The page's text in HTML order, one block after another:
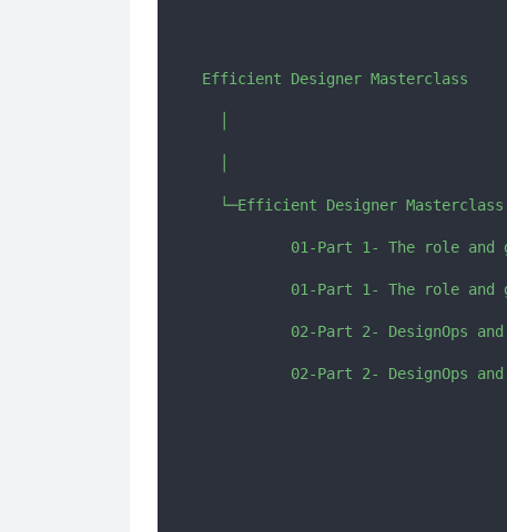
Efficient Designer Masterclass
  └─Efficient Designer Masterclass
01-Part 1- The role and
01-Part 1- The role and
02-Part 2- DesignOps
02-Part 2- DesignOps